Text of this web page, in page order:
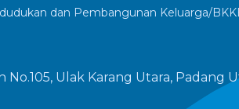
dan Pembangunan Keluarga/
No.105, Ulak Karang Utara, Padang